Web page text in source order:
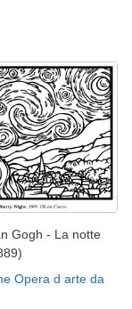
Gogh - La notte
Opera d arte da